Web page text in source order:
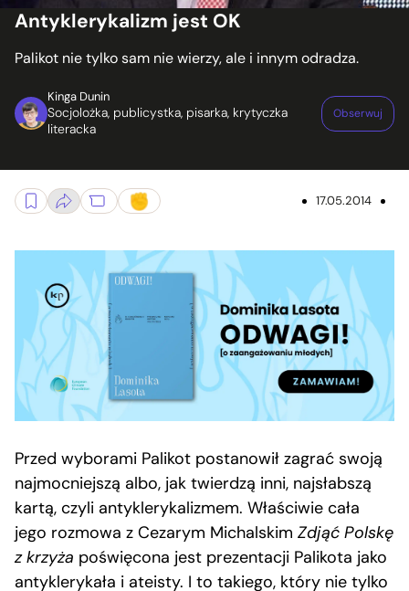
Antyklerykalizm jest OK
Palikot nie tylko sam nie wierzy, ale i innym odradza.
Kinga Dunin
Socjolożka, publicystka, pisarka, krytyczka
literacka
Obserwuj
17.05.2014
Przed wyborami Palikot postanowił zagrać swoją
najmocniejszą albo, jak twierdzą inni, najsłabszą
kartą, czyli antyklerykalizmem. Właściwie cała
jego rozmowa z Cezarym Michalskim Zdjąć Polskę
z krzyża poświęcona jest prezentacji Palikota jako
antyklerykała i ateisty. I to takiego, który nie tylko